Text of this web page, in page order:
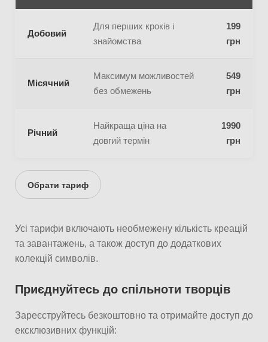
Добовий
Для перших кроків і
знайомства
199
грн
Місячний
Максимум можливостей
без обмежень
549
грн
Річний
Найкраща ціна на
довгий термін
1990
грн
Обрати тариф
Усі тарифи включають необмежену кількість креацій
та завантажень, а також доступ до додаткових
колекцій символів.
Приєднуйтесь до спільноти творців
Зареєструйтесь безкоштовно та отримайте доступ до
ексклюзивних функцій: